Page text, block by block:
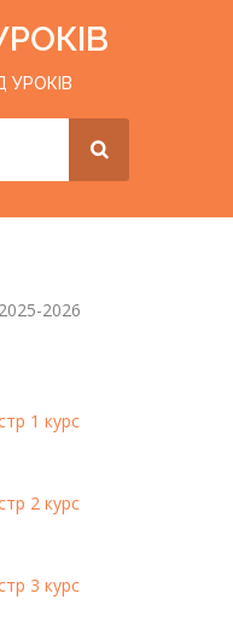
УРОКІВ
2026
1 курс
2 курс
3 курс